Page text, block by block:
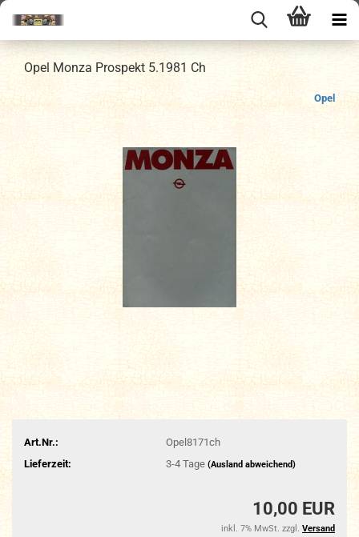
Opel Monza Prospekt 5.1981 Ch
Opel
Art.Nr.:
Opel8171ch
Lieferzeit:
3-4 Tage (Ausland abweichend)
10,00 EUR
inkl. 7% MwSt. zzgl. Versand